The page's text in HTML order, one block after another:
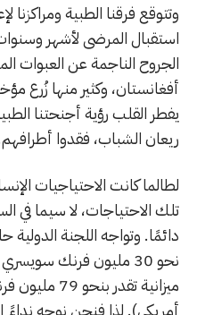
وتتوقع فرقنا الطبية ومراكزنا
استقبال المرضى لأشهر
الجروح الناجمة عن العبوات
أفغانستان، وكثير منها زُرع
يفطر القلب رؤية أجنحتنا
ريعان الشباب، فقدوا
لطالما كانت الاحتياجيات
تلك الاحتياجات، لا سيما في
دائمًا. وتواجه اللجنة الدولية
أمريكي). لذا فنحن نوجه نداءً